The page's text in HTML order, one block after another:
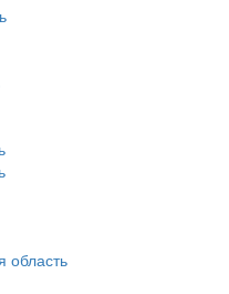
область